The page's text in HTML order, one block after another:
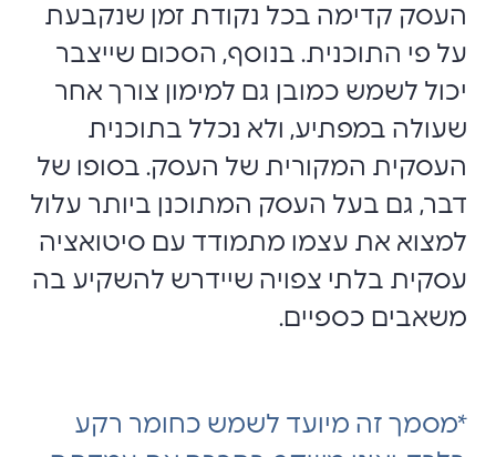
העסק קדימה בכל נקודת זמן שנקבעת
על פי התוכנית. בנוסף, הסכום שייצבר
יכול לשמש כמובן גם למימון צורך אחר
שעולה במפתיע, ולא נכלל בתוכנית
העסקית המקורית של העסק. בסופו של
דבר, גם בעל העסק המתוכנן ביותר עלול
למצוא את עצמו מתמודד עם סיטואציה
עסקית בלתי צפויה שיידרש להשקיע בה
משאבים כספיים.
*מסמך זה מיועד לשמש כחומר רקע